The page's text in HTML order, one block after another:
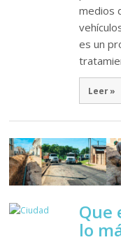
medios
es un
Leer »
Que
lo